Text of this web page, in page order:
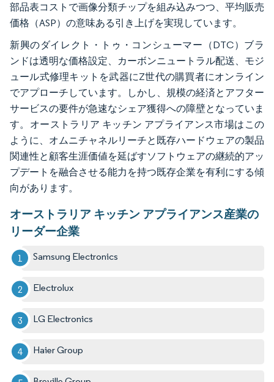
部品表コストで画像分類チップを組み込みつつ、平均販売
価格（ASP）の意味ある引き上げを実現しています。
新興のダイレクト・トゥ・コンシューマー（DTC）ブラ
ンドは透明な価格設定、カーボンニュートラル配送、モジ
ュール式修理キットを武器にZ世代の購買者にオンライン
でアプローチしています。しかし、規模の経済とアフター
サービスの要件が急速なシェア獲得への障壁となっていま
す。オーストラリア キッチン アプライアンス市場はこの
ように、オムニチャネルリーチと既存ハードウェアの製品
関連性と顧客生涯価値を延ばすソフトウェアの継続的アッ
プデートを融合させる能力を持つ既存企業を有利にする傾
向があります。
オーストラリア キッチン アプライアンス産業の
リーダー企業
Samsung Electronics
Electrolux
LG Electronics
Haier Group